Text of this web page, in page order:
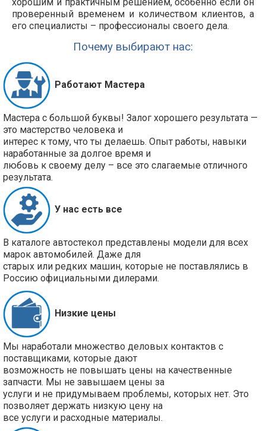
проверенный временем и количеством клиентов, а
его специалисты – профессионалы своего дела.
Почему выбирают нас:
Работают Мастера
Мастера с большой буквы! Залог хорошего результата —
это мастерство человека и
интерес к тому, что ты делаешь. Опыт работы, навыки
наработанные за долгое время и
любовь к своему делу – все это слагаемые отличного
результата.
У нас есть все
В каталоге автостекол представлены модели для всех
марок автомобилей. Даже для
старых или редких машин, которые не поставлялись в
Россию официальными дилерами.
Низкие цены
Мы наработали множество деловых контактов с
поставщиками, которые дают
возможность не повышать цены на качественные
запчасти. Мы не завышаем цены за
услуги и не придумываем проблемы, которых нет. Это
позволяет держать низкую цену на
все услуги и расходные материалы.